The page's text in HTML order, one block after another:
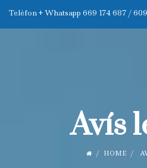
Avís
HOME